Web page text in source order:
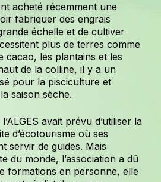
acheté récemment une
fabriquer des engrais
échelle et de cultiver
plus de terres comme
cacao, les plantains et les
de la colline, il y a un
pour la pisciculture et
saison sèche.
avait prévu d’utiliser la
d’écotourisme où ses
servir de guides. Mais
du monde, l’association a dû
formations en personne, elle